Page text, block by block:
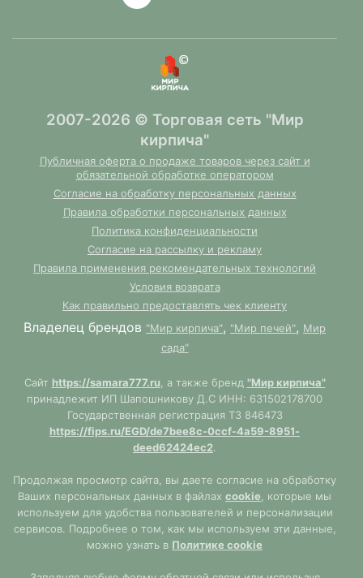
2007-2026 © Торговая сеть "Мир
кирпича"
Публичная оферта о продаже товаров через сайт и
обязательной обработке оператором
Согласие на обработку персональных данных
Правила обработки персональных данных
Политика конфиденциальности
Согласие на рассылку и рекламу
Правила применения рекомендательных технологий
Условия возврата
Как правильно предоставлять чек клиенту
Владелец брендов "Мир кирпича", "Мир печей", Мир
сада"
Сайт https://samara777.ru, а также бренд "Мир кирпича"
принадлежит ИП Шапошникову Д.С ИНН: 631502178700
Государственная регистрация ТЗ 846473
https://fips.ru/EGD/de7bee8c-0ccf-4a59-8951-
deed62424ec2.
Продолжая просмотр сайта, вы даете согласие на обработку
Ваших персональных данных в файлах cookie , которые мы
используем для удобства пользователей и персонализации
сервисов. Подробнее о том, как мы используем эти данные,
можно узнать в Политике cookie